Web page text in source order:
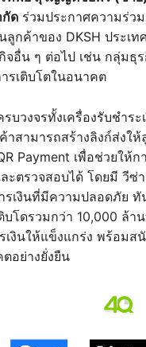
กัด ร่วมประกาศความร่ว
ลูกค้าของ DKSH ประ
อื่น ๆ ต่อไป เช่น กลุ่มธุ
รเติบโตในอนาคต
บวงจรทั้งเครื่องรับชำร
สามารถสร้างลิงก์ส่งใ
Payment เพื่อช่วยให้
ะตรวจสอบได้ โดยมี วี
รเงินที่มีความปลอดภัย
บโดรวมกว่า 10,000
เงินให้แข็งแกร่ง พร้อม
อย่างยั่งยืน